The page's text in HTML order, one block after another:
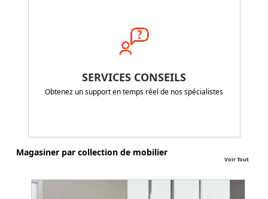
SERVICES CONSEILS
Obtenez un support en temps réel de nos spécialistes
Magasiner par collection de mobilier
Voir Tout